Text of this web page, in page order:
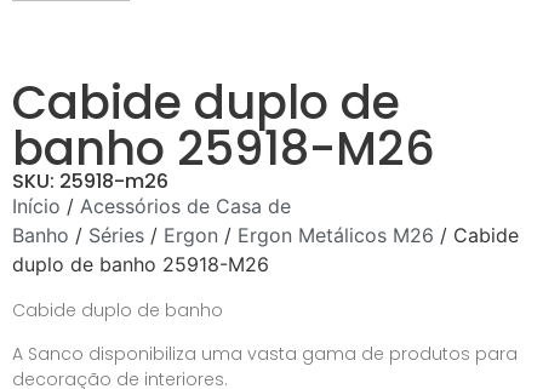
Cabide duplo de
banho 25918-M26
SKU: 25918-m26
Início / Acessórios de Casa de
Banho / Séries / Ergon / Ergon Metálicos M26 / Cabide
duplo de banho 25918-M26
Cabide duplo de banho
A Sanco disponibiliza uma vasta gama de produtos para
decoração de interiores.